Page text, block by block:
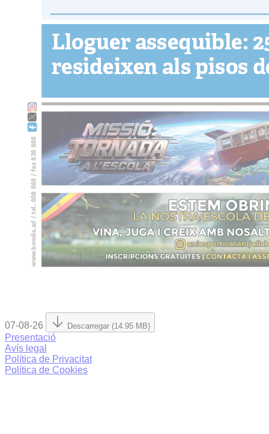
07-08-26 Descarregar (14.95 MB)
Presentació
Avís legal
Política de Privacitat
Política de Cookies